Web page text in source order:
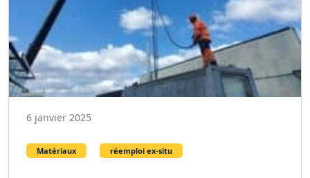
6 janvier 2025
Matériaux réemploi ex-situ